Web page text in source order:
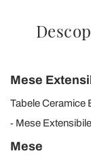
Mese
Tabele Ceramice
Mese
Mese